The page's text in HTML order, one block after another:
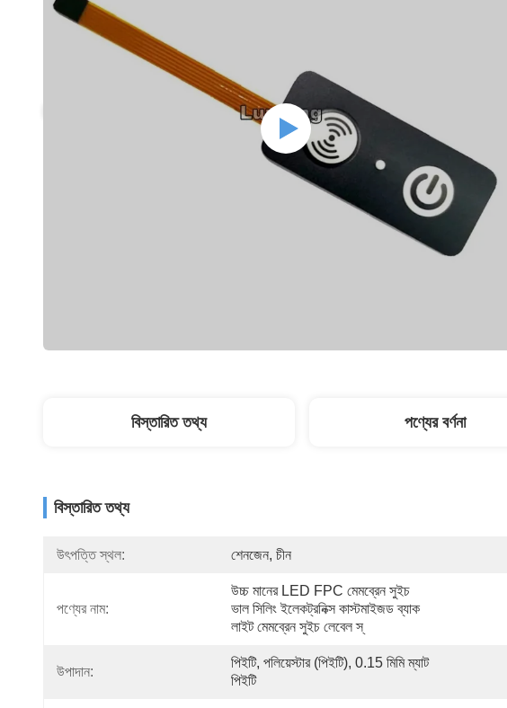
বিস্তারিত তথ্য পণ্যের বর্ণনা
বিস্তারিত তথ্য
উৎপত্তি স্থল: শেনজেন, চীন
পণ্যের নাম:
উচ্চ মানের LED FPC মেমব্রেন সুইচ
ভাল সিলিং ইলেকট্রনিক্স কাস্টমাইজড ব্যাক
লাইট মেমব্রেন সুইচ লেবেল স্
উপাদান:
পিইটি, পলিয়েস্টার (পিইটি), 0.15 মিমি ম্যাট
পিইটি